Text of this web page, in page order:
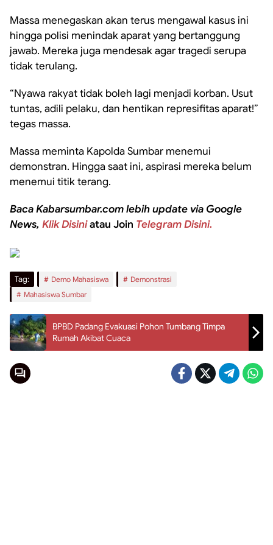
Massa menegaskan akan terus mengawal kasus ini
hingga polisi menindak aparat yang bertanggung
jawab. Mereka juga mendesak agar tragedi serupa
tidak terulang.
“Nyawa rakyat tidak boleh lagi menjadi korban. Usut
tuntas, adili pelaku, dan hentikan represifitas aparat!”
tegas massa.
Massa meminta Kapolda Sumbar menemui
demonstran. Hingga saat ini, aspirasi mereka belum
menemui titik terang.
Baca Kabarsumbar.com lebih update via Google
News, Klik Disiniatau Join Telegram Disini.
Tag: Demo Mahasiswa
Demonstrasi
Mahasiswa Sumbar
BPBD Padang Evakuasi Pohon Tumbang Timpa
Rumah Akibat Cuaca